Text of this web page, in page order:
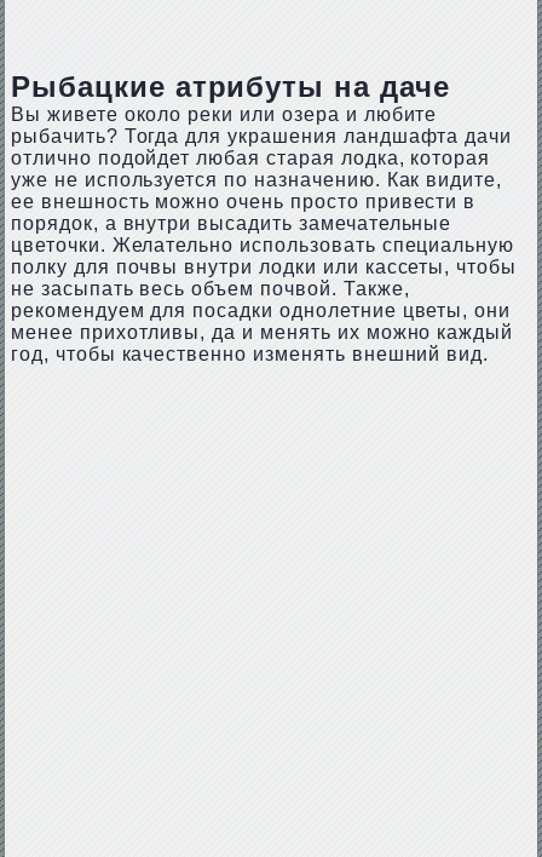
Рыбацкие атрибуты на даче
Вы живете около реки или озера и любите
рыбачить? Тогда для украшения ландшафта дачи
отлично подойдет любая старая лодка, которая
уже не используется по назначению. Как видите,
ее внешность можно очень просто привести в
порядок, а внутри высадить замечательные
цветочки. Желательно использовать специальную
полку для почвы внутри лодки или кассеты, чтобы
не засыпать весь объем почвой. Также,
рекомендуем для посадки однолетние цветы, они
менее прихотливы, да и менять их можно каждый
год, чтобы качественно изменять внешний вид.